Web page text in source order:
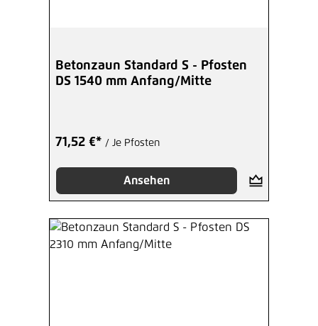
Betonzaun Standard S - Pfosten
DS 1540 mm Anfang/Mitte
71,52 €* / Je Pfosten
Ansehen